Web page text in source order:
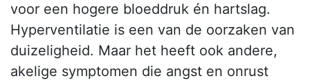
voor een hogere bloeddruk én hartslag.
Hyperventilatie is een van de oorzaken van
duizeligheid. Maar het heeft ook andere,
akelige symptomen die angst en onrust